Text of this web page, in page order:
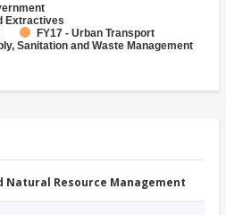
Extractives
FY17 - Urban Transport
Sanitation and Waste Management
Natural Resource Management